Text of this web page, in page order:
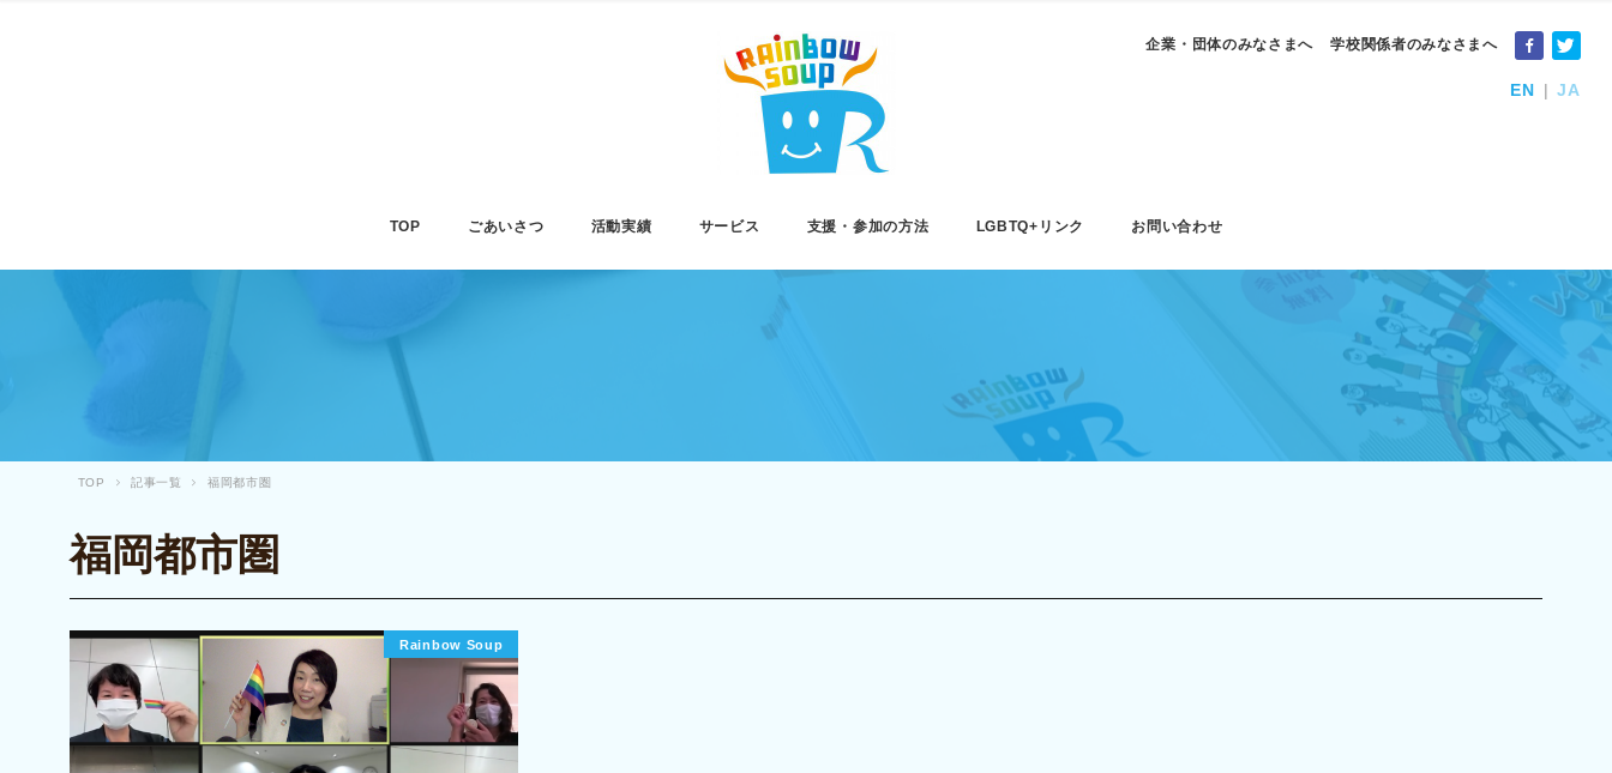
企業・団体のみなさまへ 学校関係者のみなさまへ
EN JA
TOP ごあいさつ 活動実績 サービス 支援・参加の方法 LGBTQ+リンク お問い合わせ
TOP 記事一覧 福岡都市圏
福岡都市圏
Rainbow Soup